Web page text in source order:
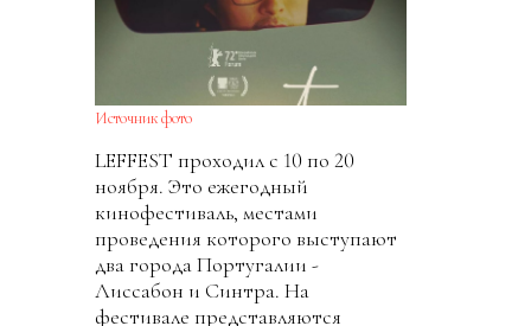
Источник фото
LEFFEST проходил с 10 по 20
ноября. Это ежегодный
кинофестиваль, местами
проведения которого выступают
два города Португалии -
Лиссабон и Синтра. На
фестивале представляются